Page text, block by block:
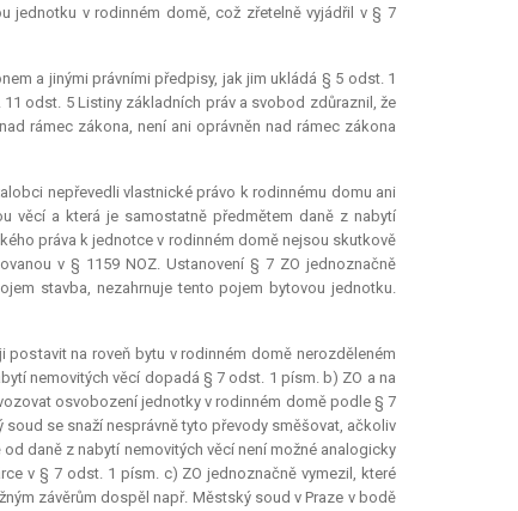
jednotku v rodinném domě, což zřetelně vyjádřil v § 7
a jinými právními předpisy, jak jim ukládá § 5 odst. 1
odst. 5 Listiny základních práv a svobod zdůraznil, že
rámec zákona, není ani oprávněn nad rámec zákona
nepřevedli vlastnické právo k rodinnému domu ani
věcí a která je samostatně předmětem daně z nabytí
práva k jednotce v rodinném domě nejsou skutkově
v § 1159 NOZ. Ustanovení § 7 ZO jednoznačně
stavba, nezahrnuje tento pojem bytovou jednotku.
na roveň bytu v rodinném domě nerozděleném
nemovitých věcí dopadá § 7 odst. 1 písm. b) ZO a na
osvobození jednotky v rodinném domě podle § 7
se snaží nesprávně tyto převody směšovat, ačkoliv
daně z nabytí nemovitých věcí není možné analogicky
v § 7 odst. 1 písm. c) ZO jednoznačně vymezil, které
závěrům dospěl např. Městský soud v Praze v bodě